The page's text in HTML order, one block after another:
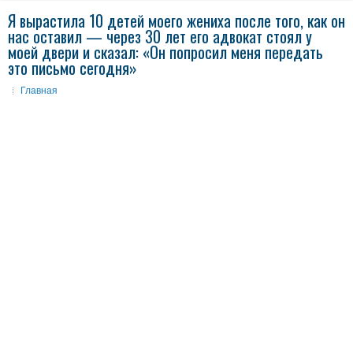
Я вырастила 10 детей моего жениха после того, как он
нас оставил — через 30 лет его адвокат стоял у
моей двери и сказал: «Он попросил меня передать
это письмо сегодня»
Главная